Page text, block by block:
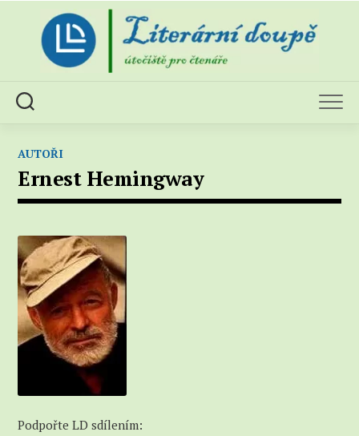
content
AUTOŘI
Ernest Hemingway
Podpořte LD sdílením: